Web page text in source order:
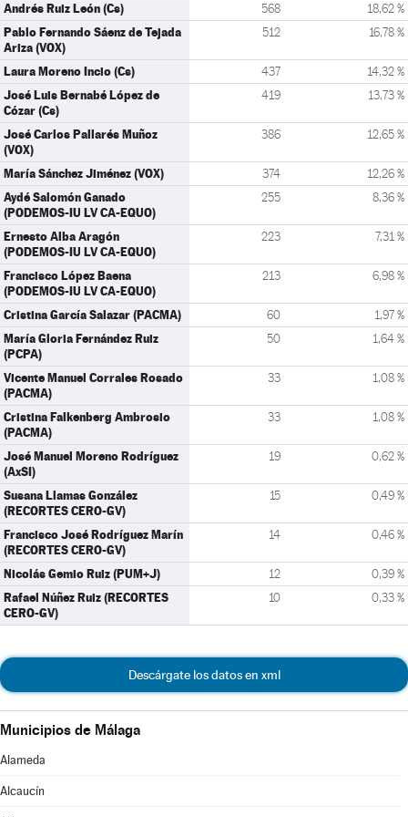
Andrés Ruiz León (Cs) 568 18,62 %
Pablo Fernando Sáenz de Tejada
Ariza (VOX)
512 16,78 %
Laura Moreno Incio (Cs) 437 14,32 %
José Luis Bernabé López de
Cózar (Cs)
419 13,73 %
José Carlos Pallarés Muñoz
(VOX)
386 12,65 %
María Sánchez Jiménez (VOX) 374 12,26 %
Aydé Salomón Ganado
(PODEMOS-IU LV CA-EQUO)
255 8,36 %
Ernesto Alba Aragón
(PODEMOS-IU LV CA-EQUO)
223 7,31 %
Francisco López Baena
(PODEMOS-IU LV CA-EQUO)
213 6,98 %
Cristina García Salazar (PACMA) 60 1,97 %
María Gloria Fernández Ruiz
(PCPA)
50 1,64 %
Vicente Manuel Corrales Rosado
(PACMA)
33 1,08 %
Cristina Falkenberg Ambrosio
(PACMA)
33 1,08 %
José Manuel Moreno Rodríguez
(AxSI)
19 0,62 %
Susana Llamas González
(RECORTES CERO-GV)
15 0,49 %
Francisco José Rodríguez Marín
(RECORTES CERO-GV)
14 0,46 %
Nicolás Gemio Ruiz (PUM+J) 12 0,39 %
Rafael Núñez Ruiz (RECORTES
CERO-GV)
10 0,33 %
Descárgate los datos en xml
Municipios de Málaga
Alameda
Alcaucín